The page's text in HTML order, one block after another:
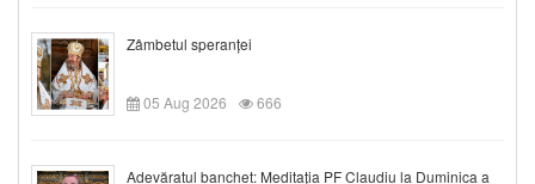
Zâmbetul speranței
05 Aug 2026 666
Adevăratul banchet: Meditația PF Claudiu la Duminica a